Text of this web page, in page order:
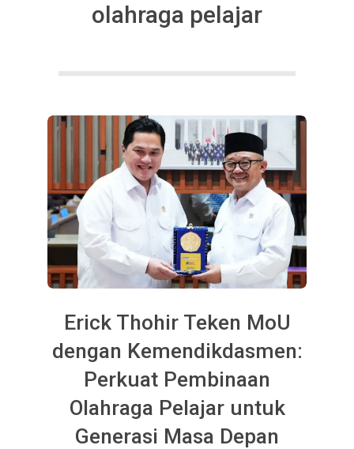
olahraga pelajar
Erick Thohir Teken MoU
dengan Kemendikdasmen:
Perkuat Pembinaan
Olahraga Pelajar untuk
Generasi Masa Depan